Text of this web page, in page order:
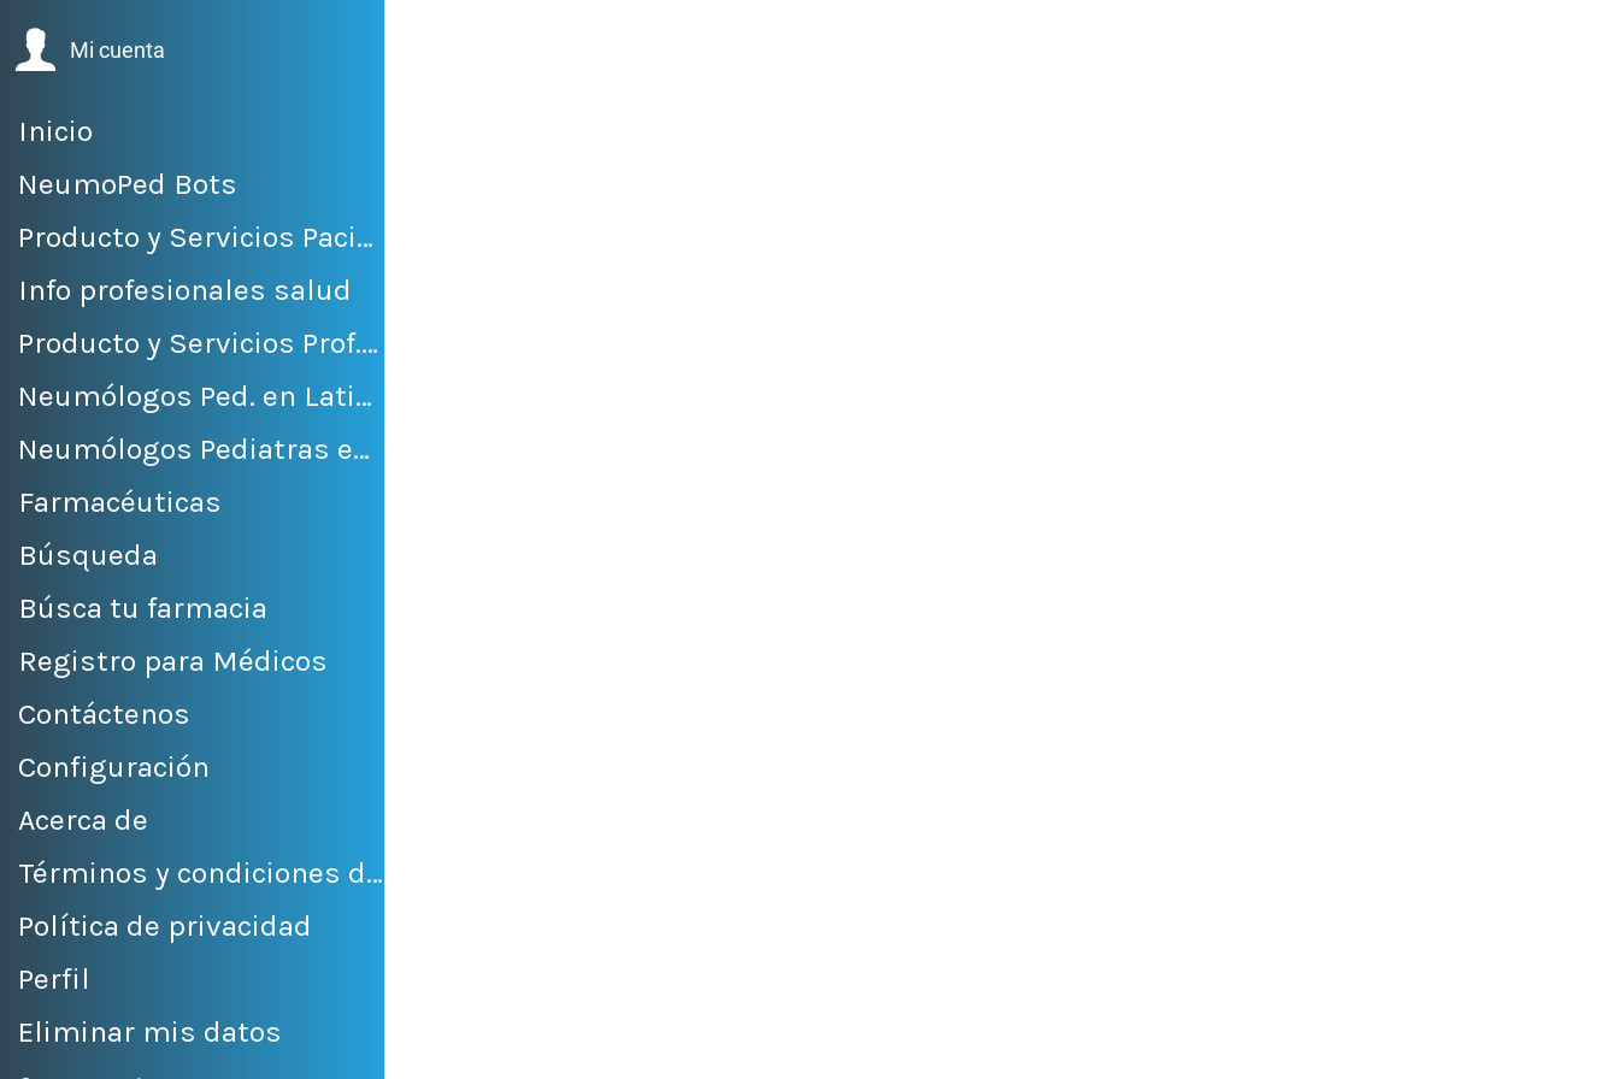
Mi cuenta
Inicio
NeumoPed Bots
Producto y Servicios Pacientes
Info profesionales salud
Producto y Servicios Prof. Salud
Neumólogos Ped. en LatinoAmérica
Neumólogos Pediatras en México
Farmacéuticas
Búsqueda
Búsca tu farmacia
Registro para Médicos
Contáctenos
Configuración
Acerca de
Términos y condiciones de venta
Política de privacidad
Perfil
Eliminar mis datos